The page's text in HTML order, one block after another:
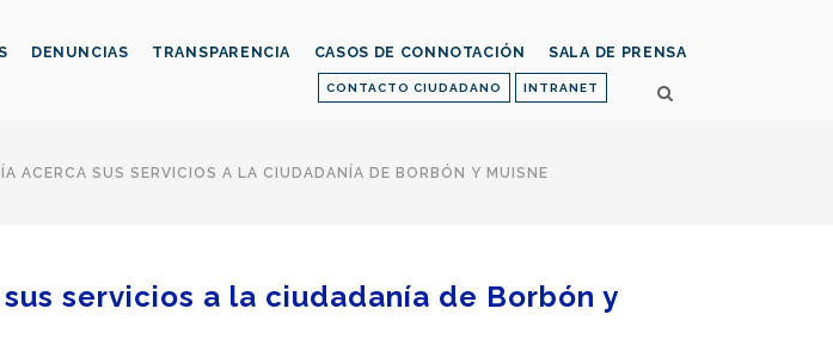
CONTACTO CIUDADANO INTRANET
DENUNCIAS TRANSPARENCIA CASOS DE CONNOTACIÓN SALA DE PRENSA
ACERCA SUS SERVICIOS A LA CIUDADANÍA DE BORBÓN Y MUISNE
servicios a la ciudadanía de Borbón y